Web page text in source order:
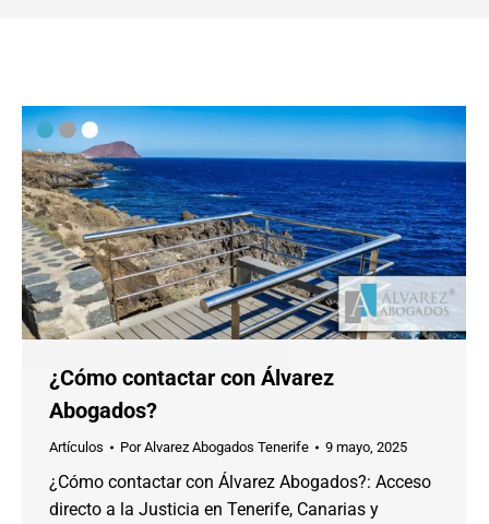
¿Cómo contactar con Álvarez
Abogados?
Artículos PorAlvarez Abogados Tenerife 9 mayo, 2025
¿Cómo contactar con Álvarez Abogados?: Acceso
directo a la Justicia en Tenerife, Canarias y